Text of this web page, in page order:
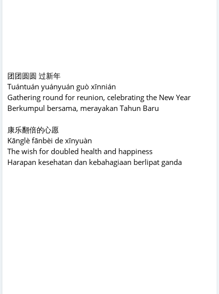
团团圆圆 过新年
Tuántuán yuányuán guò xīnnián
Gathering round for reunion, celebrating the New Year
Berkumpul bersama, merayakan Tahun Baru
康乐翻倍的心愿
Kānglè fānbèi de xīnyuàn
The wish for doubled health and happiness
Harapan kesehatan dan kebahagiaan berlipat ganda